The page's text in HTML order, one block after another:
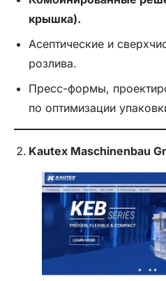
крышка).
Асептические и
розлива.
Пресс-формы,
по оптимизации
Kautex Maschinenbau